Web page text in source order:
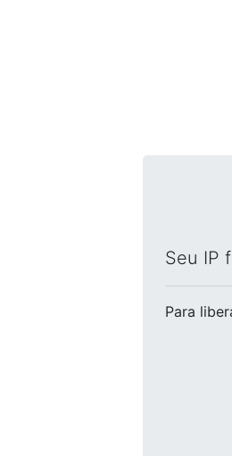
Seu IP
Para